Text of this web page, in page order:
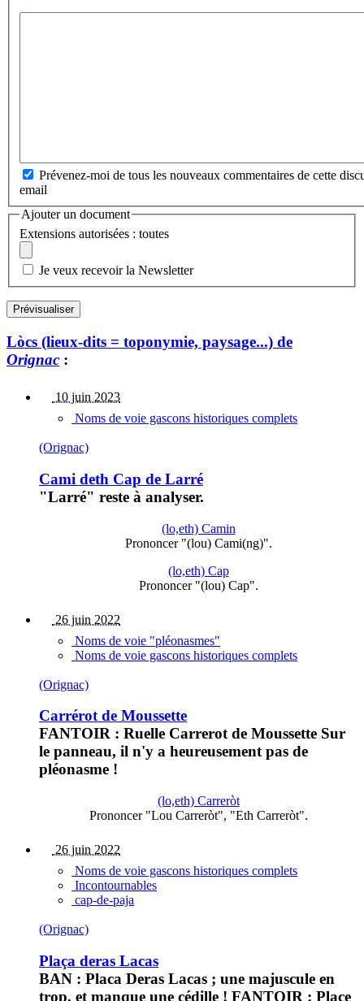
Prévenez-moi de tous les nouveaux commentaires de cette
email
Ajouter un document
Extensions autorisées : toutes
Je veux recevoir la Newsletter
Lòcs (lieux-dits = toponymie, paysage...) de
Orignac :
10 juin 2023
Noms de voie gascons historiques complets
(Orignac)
Cami deth Cap de Larré
"Larré" reste à analyser.
(lo,eth) Camin
Prononcer "(lou) Cami(ng)".
(lo,eth) Cap
Prononcer "(lou) Cap".
26 juin 2022
Noms de voie "pléonasmes"
Noms de voie gascons historiques complets
(Orignac)
Carrérot de Moussette
FANTOIR : Ruelle Carrerot de Moussette Sur
le panneau, il n'y a heureusement pas de
pléonasme !
(lo,eth) Carreròt
Prononcer "Lou Carreròt", "Eth Carreròt".
26 juin 2022
Noms de voie gascons historiques complets
Incontournables
cap-de-paja
(Orignac)
Plaça deras Lacas
BAN : Placa Deras Lacas ; une majuscule en
trop, et manque une cédille ! FANTOIR : Place